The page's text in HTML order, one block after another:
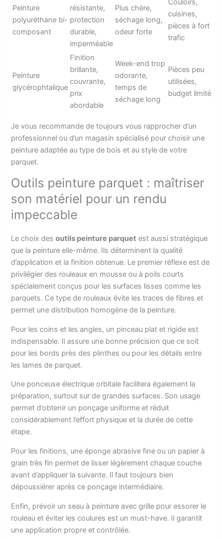
Peinture
polyuréthane bi-
composant
résistante,
protection
durable,
imperméable
Plus chère,
séchage long,
odeur forte
Couloirs,
cuisines,
pièces à fort
trafic
Peinture
glycérophtalique
Finition
brillante,
couvrante,
prix
abordable
Week-end trop
odorante,
temps de
séchage long
Pièces peu
utilisées,
budget limité
Je vous recommande de toujours vous rapprocher d’un
professionnel ou d’un magasin spécialisé pour choisir une
peinture adaptée au type de bois et au style de votre
parquet.
Outils peinture parquet : maîtriser
son matériel pour un rendu
impeccable
Le choix desoutils peinture parquet est aussi stratégique
que la peinture elle-même. Ils déterminent la qualité
d’application et la finition obtenue. Le premier réflexe est de
privilégier des rouleaux en mousse ou à poils courts
spécialement conçus pour les surfaces lisses comme les
parquets. Ce type de rouleaux évite les traces de fibres et
permet une distribution homogène de la peinture.
Pour les coins et les angles, un pinceau plat et rigide est
indispensable. Il assure une bonne précision que ce soit
pour les bords près des plinthes ou pour les détails entre
les lames de parquet.
Une ponceuse électrique orbitale facilitera également la
préparation, surtout sur de grandes surfaces. Son usage
permet d’obtenir un ponçage uniforme et réduit
considérablement l’effort physique et la durée de cette
étape.
Pour les finitions, une éponge abrasive fine ou un papier à
grain très fin permet de lisser légèrement chaque couche
avant d’appliquer la suivante. Il faut toujours bien
dépoussiérer après ce ponçage intermédiaire.
Enfin, prévoir un seau à peinture avec grille pour essorer le
rouleau et éviter les coulures est un must-have. Il garantit
une application propre et contrôlée.